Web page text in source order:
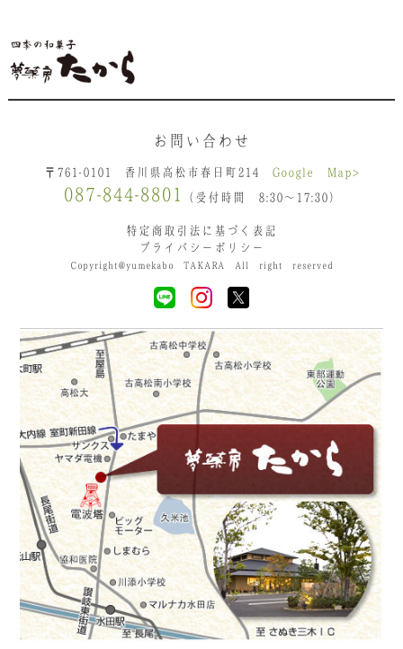
お問い合わせ
〒761-0101 香川県高松市春日町214 Google Map>
087-844-8801 （受付時間 8:30〜17:30）
特定商取引法に基づく表記
プライバシーポリシー
Copyright@yumekabo TAKARA All right reserved